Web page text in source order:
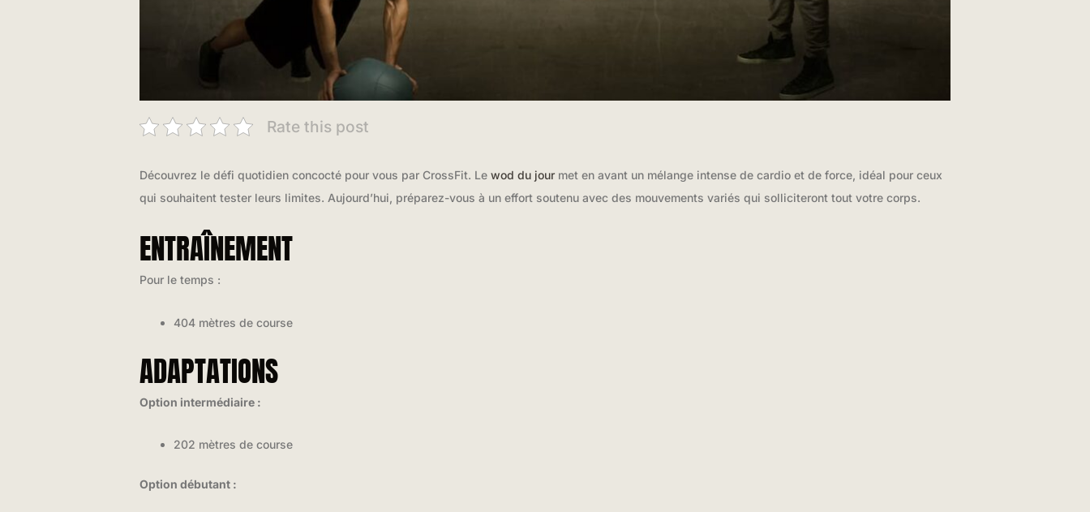
Rate this post
Découvrez le défi quotidien concocté pour vous par CrossFit. Le wod du jour met en avant un mélange intense de cardio et de force, idéal pour ceux
qui souhaitent tester leurs limites. Aujourd’hui, préparez-vous à un effort soutenu avec des mouvements variés qui solliciteront tout votre corps.
ENTRAÎNEMENT
Pour le temps :
404 mètres de course
ADAPTATIONS
Option intermédiaire :
202 mètres de course
Option débutant :